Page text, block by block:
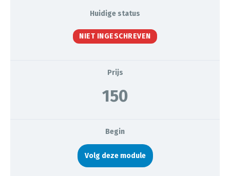
Huidige status
NIET INGESCHREVEN
Prijs
150
Begin
Volg deze module